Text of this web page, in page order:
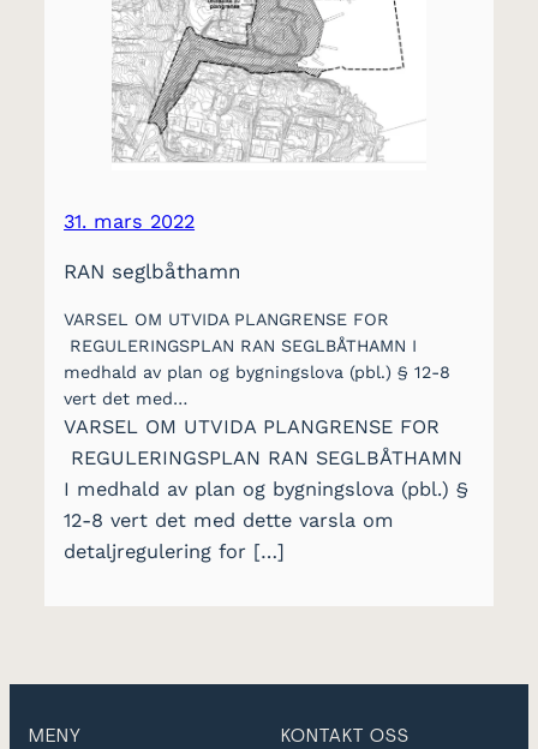
31. mars 2022
RAN seglbåthamn
VARSEL OM UTVIDA PLANGRENSE FOR
REGULERINGSPLAN RAN SEGLBÅTHAMN I
medhald av plan og bygningslova (pbl.) § 12-8
vert det med…
VARSEL OM UTVIDA PLANGRENSE FOR
REGULERINGSPLAN RAN SEGLBÅTHAMN
I medhald av plan og bygningslova (pbl.) §
12-8 vert det med dette varsla om
detaljregulering for […]
MENY KONTAKT OSS